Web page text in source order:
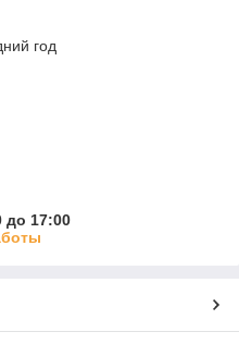
год
до 17:00